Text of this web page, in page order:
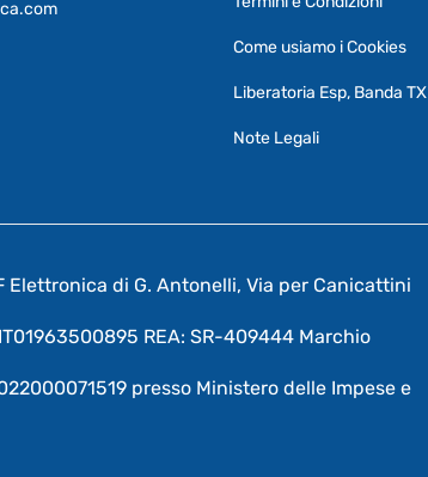
Come usiamo i Cookies
Liberatoria Esp, Banda TX
Note Legali
Elettronica di G. Antonelli, Via per Canicattini
REA: SR-409444 Marchio
presso Ministero delle Impese e